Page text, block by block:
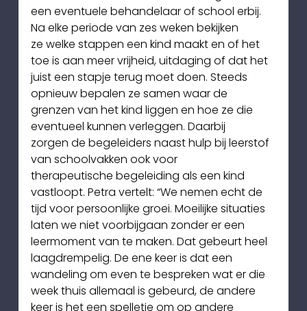
een eventuele behandelaar of school erbij.
Na elke periode van zes weken bekijken
ze welke stappen een kind maakt en of het
toe is aan meer vrijheid, uitdaging of dat het
juist een stapje terug moet doen. Steeds
opnieuw bepalen ze samen waar de
grenzen van het kind liggen en hoe ze die
eventueel kunnen verleggen. Daarbij
zorgen de begeleiders naast hulp bij leerstof
van schoolvakken ook voor
therapeutische begeleiding als een kind
vastloopt. Petra vertelt: “We nemen echt de
tijd voor persoonlijke groei. Moeilijke situaties
laten we niet voorbijgaan zonder er een
leermoment van te maken. Dat gebeurt heel
laagdrempelig. De ene keer is dat een
wandeling om even te bespreken wat er die
week thuis allemaal is gebeurd, de andere
keer is het een spelletje om op andere